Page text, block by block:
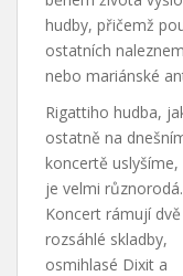
hudby, přičemž
ostatních
nebo mariánské
Rigattiho hudba,
ostatně na
koncertě uslyšíme,
je velmi různorodá.
Koncert rámují dvě
rozsáhlé skladby,
osmihlasé Dixit a